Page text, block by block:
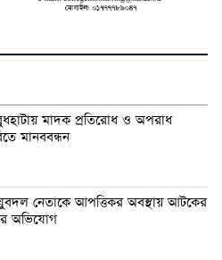
মাদক প্রতিরোধ ও অপরাধ
মানববন্ধন
নেতাকে আপত্তিকর অবস্থায় আটকের
অভিযোগ